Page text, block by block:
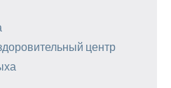
центр